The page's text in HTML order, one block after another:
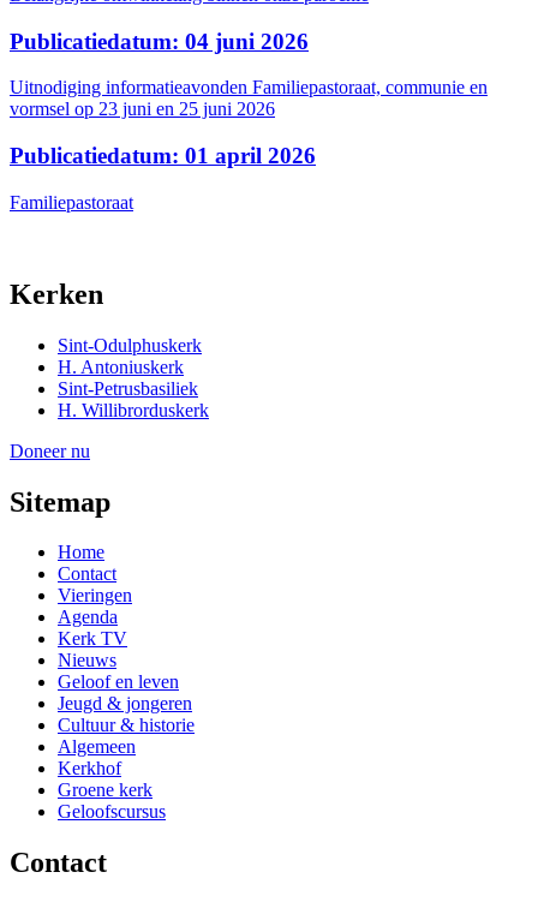
Publicatiedatum: 04 juni 2026
Uitnodiging informatieavonden Familiepastoraat, communie en
vormsel op 23 juni en 25 juni 2026
Publicatiedatum: 01 april 2026
Familiepastoraat
Kerken
Sint-Odulphuskerk
H. Antoniuskerk
Sint-Petrusbasiliek
H. Willibrorduskerk
Doneer nu
Sitemap
Home
Contact
Vieringen
Agenda
Kerk TV
Nieuws
Geloof en leven
Jeugd & jongeren
Cultuur & historie
Algemeen
Kerkhof
Groene kerk
Geloofscursus
Contact